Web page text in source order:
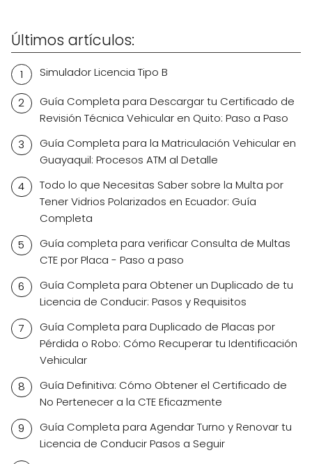
Últimos artículos:
Simulador Licencia Tipo B
Guía Completa para Descargar tu Certificado de
Revisión Técnica Vehicular en Quito: Paso a Paso
Guía Completa para la Matriculación Vehicular en
Guayaquil: Procesos ATM al Detalle
Todo lo que Necesitas Saber sobre la Multa por
Tener Vidrios Polarizados en Ecuador: Guía
Completa
Guía completa para verificar Consulta de Multas
CTE por Placa - Paso a paso
Guía Completa para Obtener un Duplicado de tu
Licencia de Conducir: Pasos y Requisitos
Guía Completa para Duplicado de Placas por
Pérdida o Robo: Cómo Recuperar tu Identificación
Vehicular
Guía Definitiva: Cómo Obtener el Certificado de
No Pertenecer a la CTE Eficazmente
Guía Completa para Agendar Turno y Renovar tu
Licencia de Conducir Pasos a Seguir